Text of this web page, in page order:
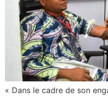
« Dans le cadre de son